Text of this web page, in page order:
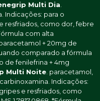
Multi Dia
Indicações: para o
resfriados, como dor, febre
com alta
+ 20mg de
comparado a fórmula
de fenilefrina + 4mg
Multi Noite . paracetamol,
Indicações:
e resfriados, como